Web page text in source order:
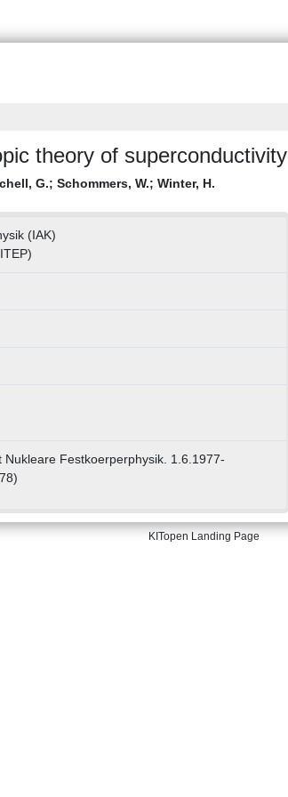
theory of superconductivity
G.; Schommers, W.; Winter, H.
(IAK)
Nukleare Festkoerperphysik. 1.6.1977-
KITopen Landing Page